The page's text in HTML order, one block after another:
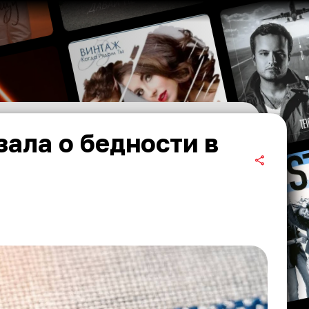
о бедности в